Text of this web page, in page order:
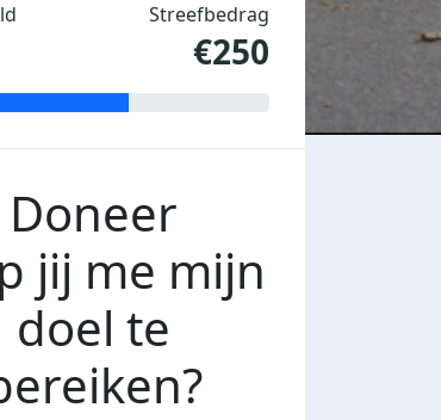
Streefbedrag
€250
Doneer
jij me mijn
doel te